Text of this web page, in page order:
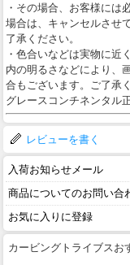
・その場合、お客様には
場合は、キャンセルさせ
了承ください。
・色合いなどは実物に近
内の明るさなどにより、
合もございます。ご了承
グレースコンチネンタ
レビューを書く
入荷お知らせメール
商品についてのお問い合
お気に入りに登録
カービングトライブス